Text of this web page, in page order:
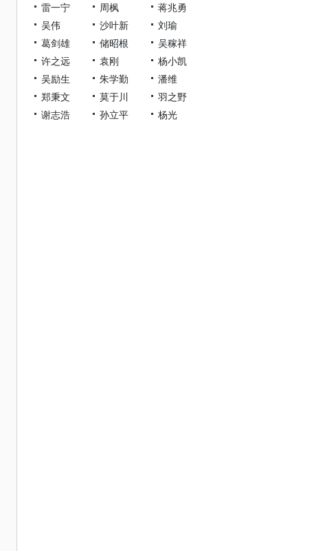
雷一宁
周枫
蒋兆勇
吴伟
沙叶新
刘瑜
葛剑雄
储昭根
吴稼祥
许之远
袁刚
杨小凯
吴励生
朱学勤
潘维
郑秉文
莫于川
羽之野
谢志浩
孙立平 杨光